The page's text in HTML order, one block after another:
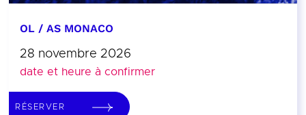
OL / AS MONACO
28 novembre 2026
date et heure à confirmer
RÉSERVER